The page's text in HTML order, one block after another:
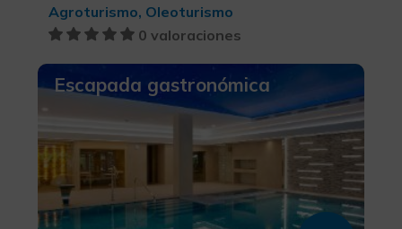
Agroturismo, Oleoturismo
0 valoraciones
Escapada gastronómica